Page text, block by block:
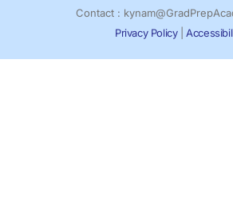
Contact :
Privacy Policy|